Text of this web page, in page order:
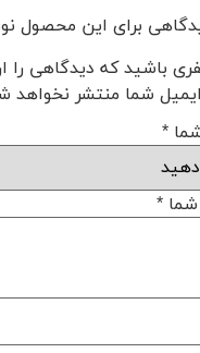
برای این محصول
باشید که دیدگاهی را
شما منتشر نخواهد
*
شما *